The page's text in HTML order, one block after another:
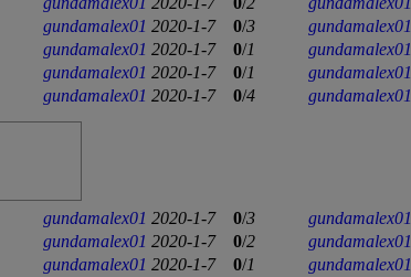
gundamalex01 2020-1-7 0/3 gundamalex01
gundamalex01 2020-1-7 0/1 gundamalex01
gundamalex01 2020-1-7 0/1 gundamalex01
gundamalex01 2020-1-7 0/4 gundamalex01
gundamalex01 2020-1-7 0/3 gundamalex01
gundamalex01 2020-1-7 0/2 gundamalex01
gundamalex01 2020-1-7 0/1 gundamalex01